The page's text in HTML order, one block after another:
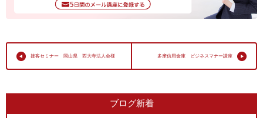
接客セミナー 岡山県 西大寺法人会様 多摩信用金庫 ビジネスマナー講座
ブログ新着